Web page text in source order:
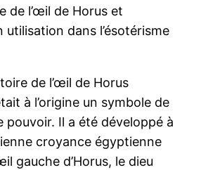
de l’œil de Horus et
utilisation dans l’ésotérisme
de l’œil de Horus
à l’origine un symbole de
Il a été développé à
croyance égyptienne
gauche d’Horus, le dieu